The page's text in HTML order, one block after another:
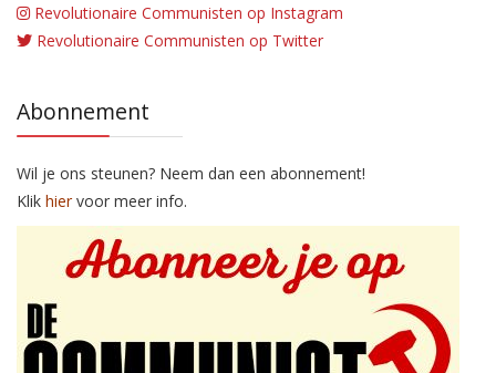
Revolutionaire Communisten op Instagram
Revolutionaire Communisten op Twitter
Abonnement
Wil je ons steunen? Neem dan een abonnement!
Klik hiervoor meer info.